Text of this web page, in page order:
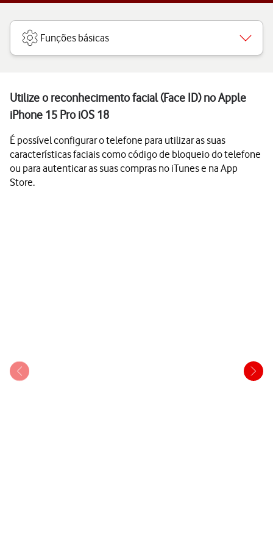
Funções básicas
Utilize o reconhecimento facial (Face ID) no Apple
iPhone 15 Pro iOS 18
É possível configurar o telefone para utilizar as suas
características faciais como código de bloqueio do telefone
ou para autenticar as suas compras no iTunes e na App
Store.